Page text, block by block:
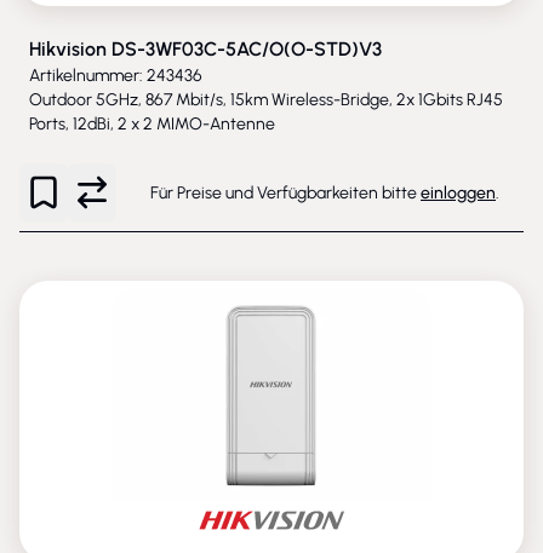
Hikvision DS-3WF03C-5AC/O(O-STD)V3
Artikelnummer: 243436
Outdoor 5GHz, 867 Mbit/s, 15km Wireless-Bridge, 2x 1Gbits RJ45
Ports, 12dBi, 2 x 2 MIMO-Antenne
Für Preise und Verfügbarkeiten bitteeinloggen.